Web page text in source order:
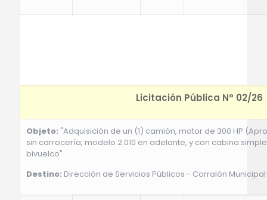
Licitación Pública N° 02/26
Objeto: "Adquisición de un (1) camión, motor de 300 HP
sin carrocería, modelo 2.010 en adelante, y con cabina
bivuelco"
Destino: Dirección de Servicios Públicos - Corralón